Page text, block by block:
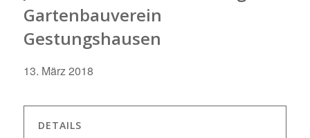
Gartenbauverein
Gestungshausen
13. März 2018
DETAILS